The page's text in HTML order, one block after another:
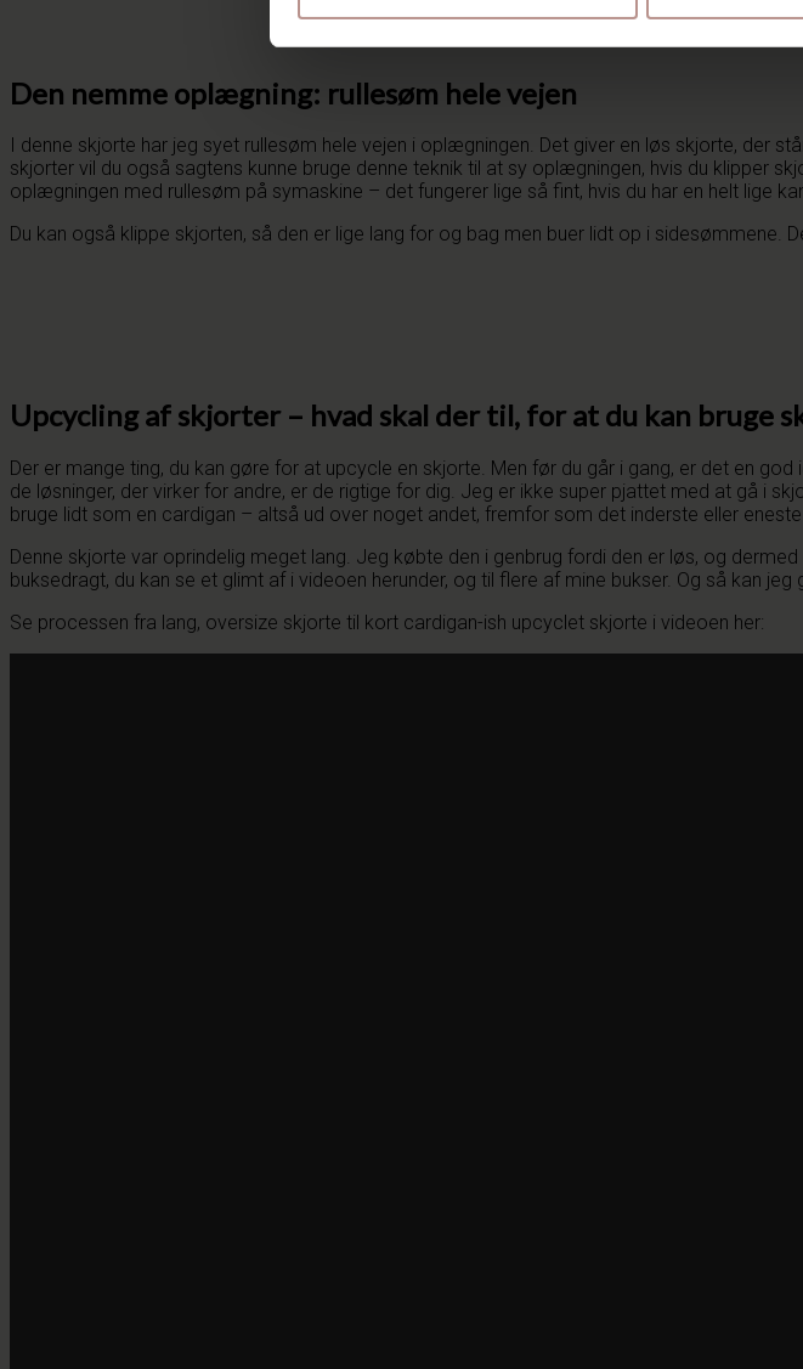
Den nemme oplægning: rullesøm hele vejen
I denne skjorte har jeg syet rullesøm hele vejen i oplægningen. Det giver en løs skjorte,
skjorter vil du også sagtens kunne bruge denne teknik til at sy oplægningen, hvis du klipper
oplægningen med rullesøm på symaskine – det fungerer lige så fint, hvis du har en helt lige
Du kan også klippe skjorten, så den er lige lang for og bag men buer lidt op i
Upcycling af skjorter – hvad skal der til, for at du kan bruge
Der er mange ting, du kan gøre for at upcycle en skjorte. Men før du går i gang, er det en
de løsninger, der virker for andre, er de rigtige for dig. Jeg er ikke super pjattet med at gå i
bruge lidt som en cardigan – altså ud over noget andet, fremfor som det inderste eller eneste
Denne skjorte var oprindelig meget lang. Jeg købte den i genbrug fordi den er løs, og
buksedragt, du kan se et glimt af i videoen herunder, og til flere af mine bukser. Og så kan
Se processen fra lang, oversize skjorte til kort cardigan-ish upcyclet skjorte i videoen her: